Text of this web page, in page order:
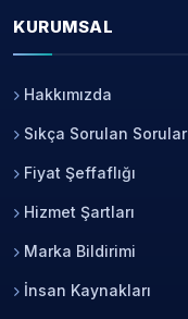
KURUMSAL
Hakkımızda
Sıkça Sorulan Sorular
Fiyat Şeffaflığı
Hizmet Şartları
Marka Bildirimi
İnsan Kaynakları